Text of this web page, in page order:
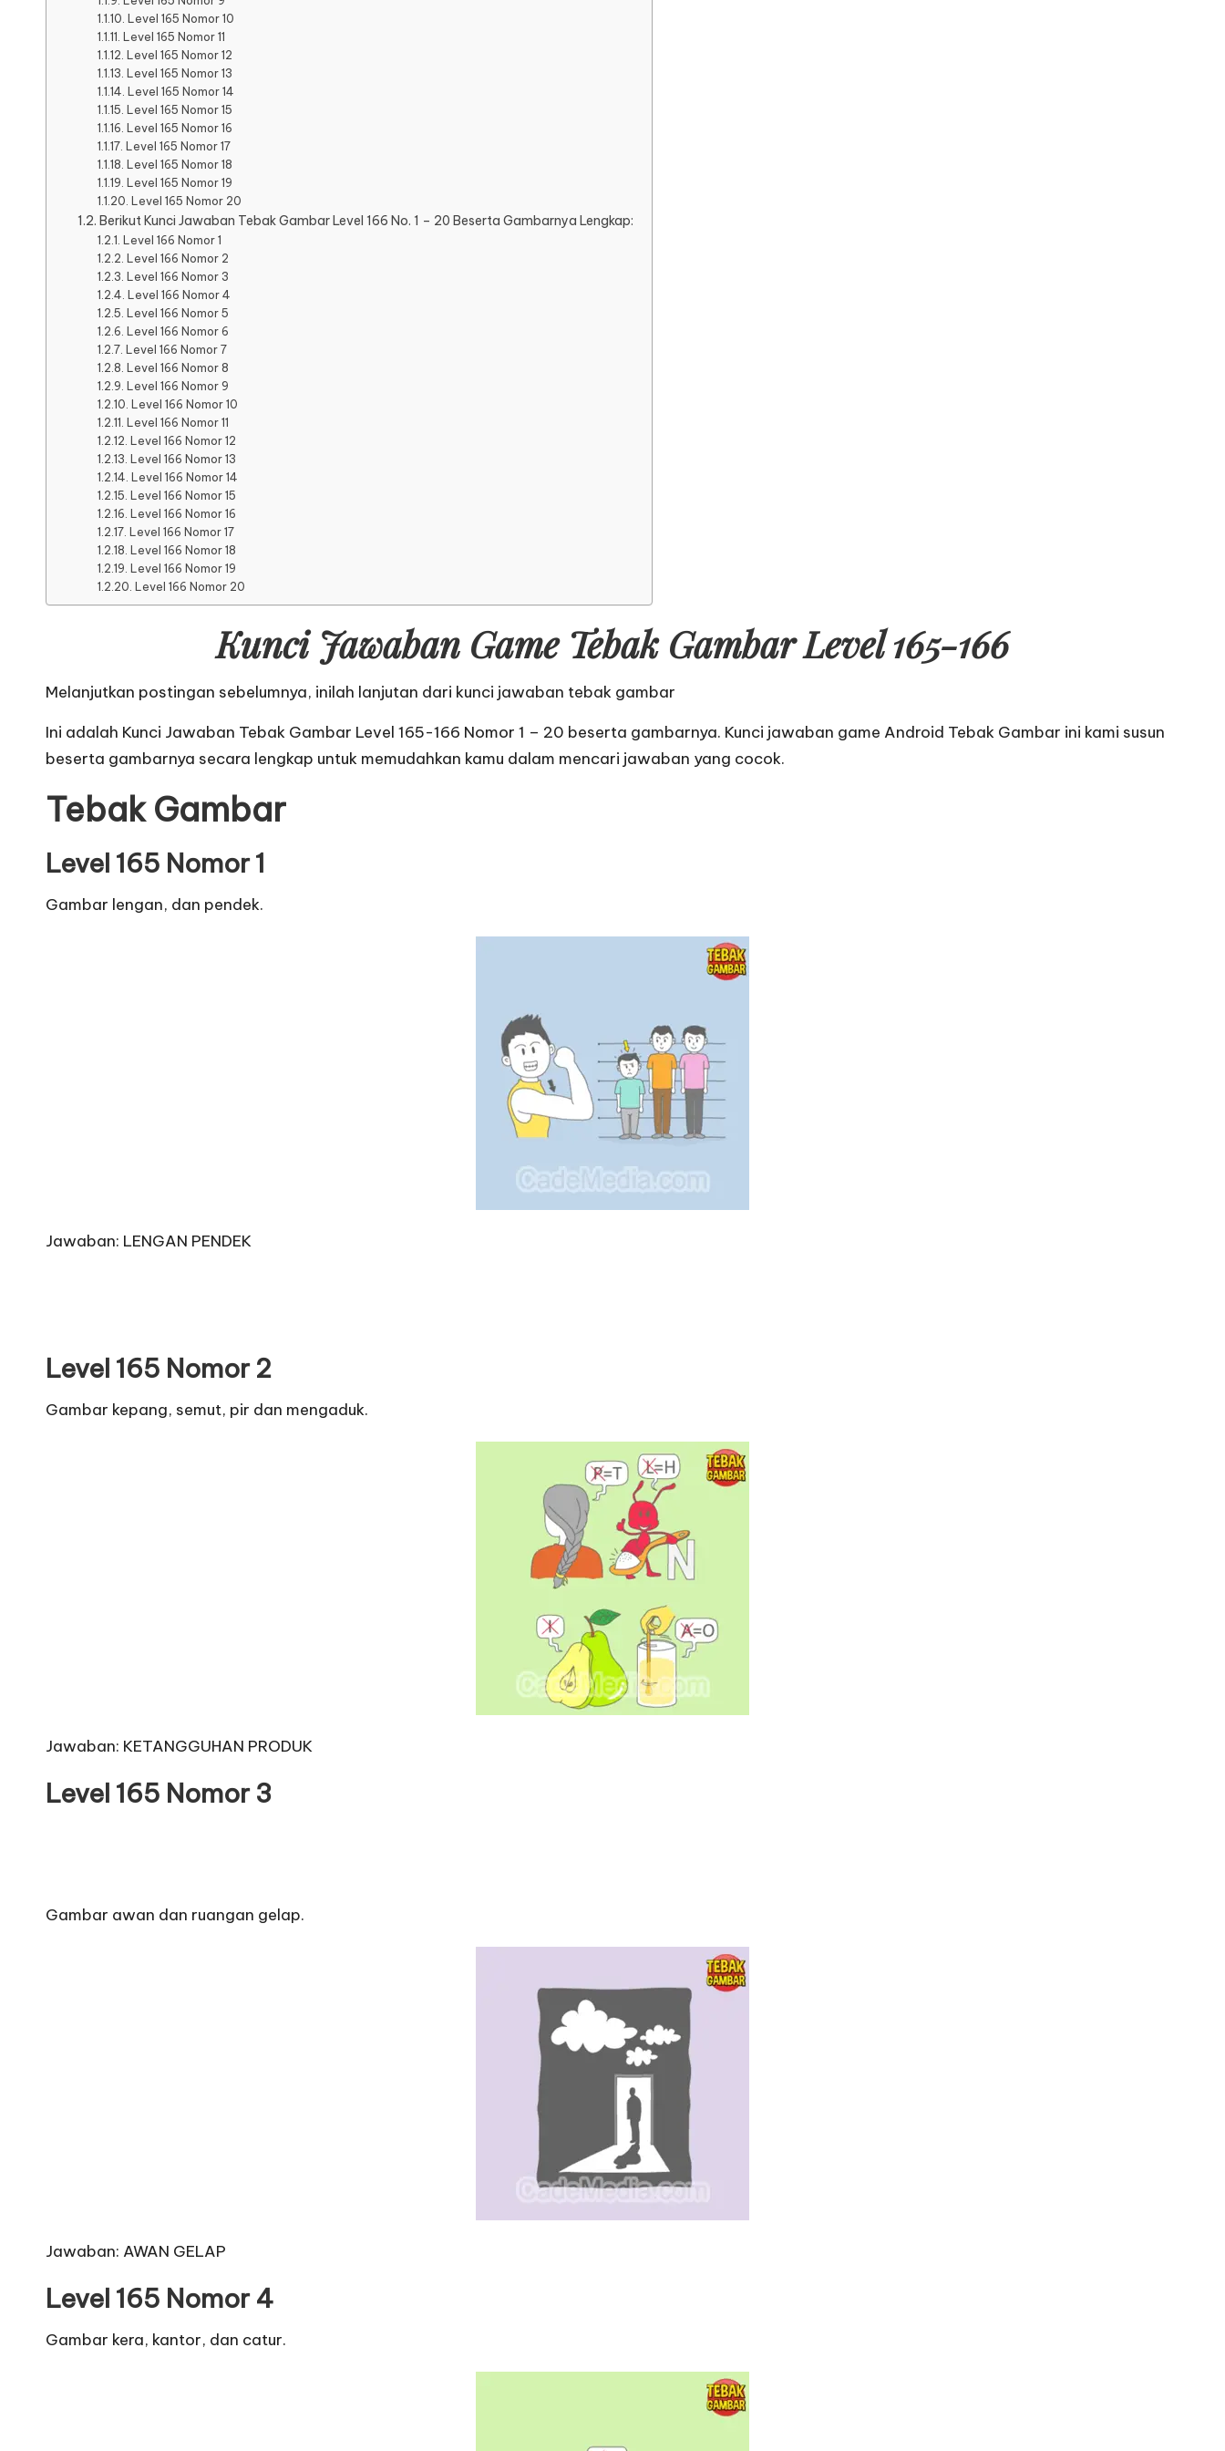
Level 165 Nomor 10
Level 165 Nomor 11
Level 165 Nomor 12
Level 165 Nomor 13
Level 165 Nomor 14
Level 165 Nomor 15
Level 165 Nomor 16
Level 165 Nomor 17
Level 165 Nomor 18
Level 165 Nomor 19
Level 165 Nomor 20
Berikut Kunci Jawaban Tebak Gambar Level 166 No. 1 – 20 Beserta Gambarnya Lengkap:
Level 166 Nomor 1
Level 166 Nomor 2
Level 166 Nomor 3
Level 166 Nomor 4
Level 166 Nomor 5
Level 166 Nomor 6
Level 166 Nomor 7
Level 166 Nomor 8
Level 166 Nomor 9
Level 166 Nomor 10
Level 166 Nomor 11
Level 166 Nomor 12
Level 166 Nomor 13
Level 166 Nomor 14
Level 166 Nomor 15
Level 166 Nomor 16
Level 166 Nomor 17
Level 166 Nomor 18
Level 166 Nomor 19
Level 166 Nomor 20
Kunci Jawaban Game Tebak Gambar Level 165-166
Melanjutkan postingan sebelumnya, inilah lanjutan dari kunci jawaban tebak gambar
Ini adalah Kunci Jawaban Tebak Gambar Level 165-166 Nomor 1 – 20 beserta gambarnya. Kunci jawaban game Android Tebak Gambar ini kami susun
beserta gambarnya secara lengkap untuk memudahkan kamu dalam mencari jawaban yang cocok.
Tebak Gambar
Level 165 Nomor 1
Gambar lengan, dan pendek.
Jawaban: LENGAN PENDEK
Level 165 Nomor 2
Gambar kepang, semut, pir dan mengaduk.
Jawaban: KETANGGUHAN PRODUK
Level 165 Nomor 3
Gambar awan dan ruangan gelap.
Jawaban: AWAN GELAP
Level 165 Nomor 4
Gambar kera, kantor, dan catur.